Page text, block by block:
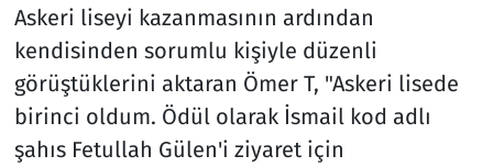
Askeri liseyi kazanmasının ardından
kendisinden sorumlu kişiyle düzenli
görüştüklerini aktaran Ömer T, "Askeri lisede
birinci oldum. Ödül olarak İsmail kod adlı
şahıs Fetullah Gülen'i ziyaret için